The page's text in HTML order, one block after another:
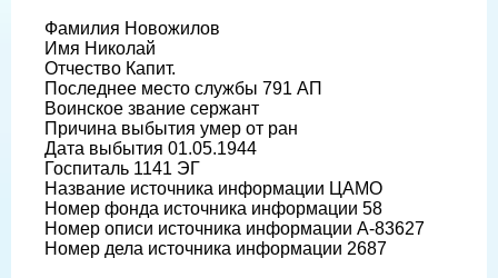
Фамилия Новожилов
Имя Николай
Отчество Капит.
Последнее место службы 791 АП
Воинское звание сержант
Причина выбытия умер от ран
Дата выбытия 01.05.1944
Госпиталь 1141 ЭГ
Название источника информации ЦАМО
Номер фонда источника информации 58
Номер описи источника информации А-83627
Номер дела источника информации 2687